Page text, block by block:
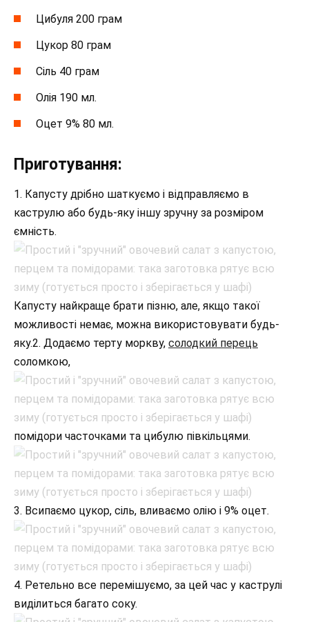
Цибуля 200 грам
Цукор 80 грам
Сіль 40 грам
Олія 190 мл.
Оцет 9% 80 мл.
Приготування:
1. Капусту дрібно шаткуємо і відправляємо в
каструлю або будь-яку іншу зручну за розміром
ємність.
Капусту найкраще брати пізню, але, якщо такої
можливості немає, можна використовувати будь-
яку.2. Додаємо терту моркву, солодкий перець
соломкою,
помідори часточками та цибулю півкільцями.
3. Всипаємо цукор, сіль, вливаємо олію і 9% оцет.
4. Ретельно все перемішуємо, за цей час у каструлі
виділиться багато соку.